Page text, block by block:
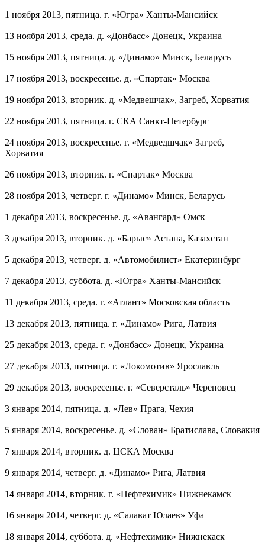
1 ноября 2013, пятница. г. «Югра» Ханты-Мансийск
13 ноября 2013, среда. д. «Донбасс» Донецк, Украина
15 ноября 2013, пятница. д. «Динамо» Минск, Беларусь
17 ноября 2013, воскресенье. д. «Спартак» Москва
19 ноября 2013, вторник. д. «Медвешчак», Загреб, Хорватия
22 ноября 2013, пятница. г. СКА Санкт-Петербург
24 ноября 2013, воскресенье. г. «Медведшчак» Загреб,
Хорватия
26 ноября 2013, вторник. г. «Спартак» Москва
28 ноября 2013, четверг. г. «Динамо» Минск, Беларусь
1 декабря 2013, воскресенье. д. «Авангард» Омск
3 декабря 2013, вторник. д. «Барыс» Астана, Казахстан
5 декабря 2013, четверг. д. «Автомобилист» Екатеринбург
7 декабря 2013, суббота. д. «Югра» Ханты-Мансийск
11 декабря 2013, среда. г. «Атлант» Московская область
13 декабря 2013, пятница. г. «Динамо» Рига, Латвия
25 декабря 2013, среда. г. «Донбасс» Донецк, Украина
27 декабря 2013, пятница. г. «Локомотив» Ярославль
29 декабря 2013, воскресенье. г. «Северсталь» Череповец
3 января 2014, пятница. д. «Лев» Прага, Чехия
5 января 2014, воскресенье. д. «Слован» Братислава, Словакия
7 января 2014, вторник. д. ЦСКА Москва
9 января 2014, четверг. д. «Динамо» Рига, Латвия
14 января 2014, вторник. г. «Нефтехимик» Нижнекамск
16 января 2014, четверг. д. «Салават Юлаев» Уфа
18 января 2014, суббота. д. «Нефтехимик» Нижнекаск